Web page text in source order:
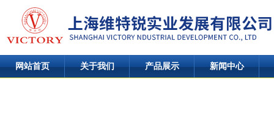
网站首页 关于我们 产品展示 新闻中心